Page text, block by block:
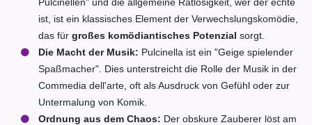
ist, ist ein klassisches Element der Verwechslungskomödie,
das für großes komödiantisches Potenzial sorgt.
Die Macht der Musik: Pulcinella ist ein "Geige spielender
Spaßmacher". Dies unterstreicht die Rolle der Musik in der
Commedia dell'arte, oft als Ausdruck von Gefühl oder zur
Untermalung von Komik.
Ordnung aus dem Chaos: Der obskure Zauberer löst am